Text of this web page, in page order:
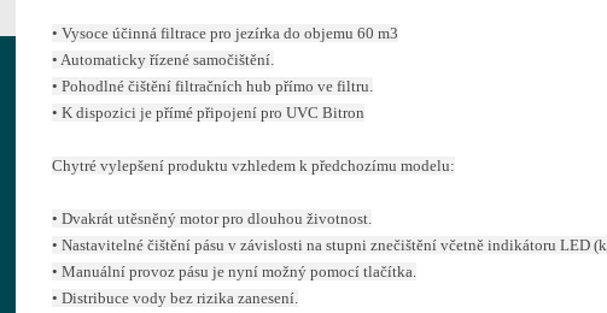
• Vysoce účinná filtrace pro jezírka do objemu 60 m3
• Automaticky řízené samočištění.
• Pohodlné čištění filtračních hub přímo ve filtru.
• K dispozici je přímé připojení pro UVC Bitron
Chytré vylepšení produktu vzhledem k předchozímu modelu:
• Dvakrát utěsněný motor pro dlouhou životnost.
• Nastavitelné čištění pásu v závislosti na stupni znečištění včetně indikátoru LED
• Manuální provoz pásu je nyní možný pomocí tlačítka.
• Distribuce vody bez rizika zanesení.